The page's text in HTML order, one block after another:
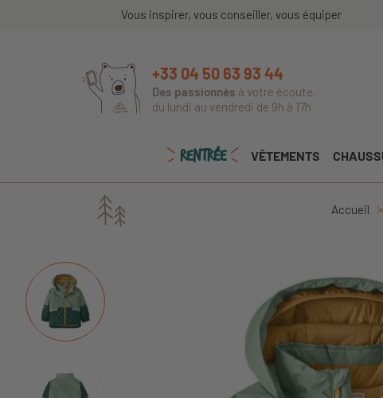
Vous inspirer, vous conseiller, vous équiper
+33 04 50 63 93 44
Des passionnés à votre écoute,
du lundi au vendredi de 9h à 17h
RENTRÉE VÊTEMENTS
Accueil